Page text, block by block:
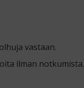
vastaan.
ilman notkumista.